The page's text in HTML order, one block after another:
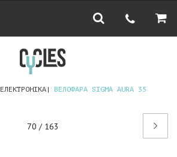
ЕЛЕКТРОНІКА ВЕЛОФАРА SIGMA AURA 35
70 / 163
Наступний